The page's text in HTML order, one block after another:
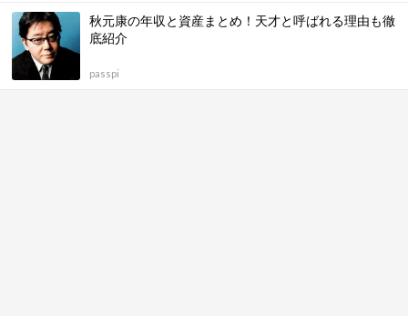
秋元康の年収と資産まとめ！天才と呼ばれる理由も徹
底紹介
passpi